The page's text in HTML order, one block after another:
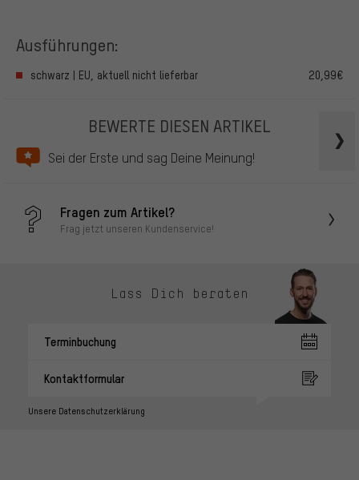
Ausführungen:
schwarz | EU, aktuell nicht lieferbar 20,99€
BEWERTE DIESEN ARTIKEL
Sei der Erste und sag Deine Meinung!
Fragen zum Artikel?
Frag jetzt unseren Kundenservice!
Lass Dich beraten
Terminbuchung
Kontaktformular
Unsere Datenschutzerklärung